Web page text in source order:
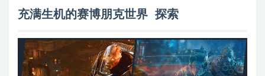
充满生机的赛博朋克世界 探索